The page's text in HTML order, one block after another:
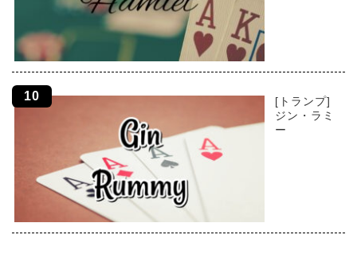
[トランプ]
ジン・ラミ
ー